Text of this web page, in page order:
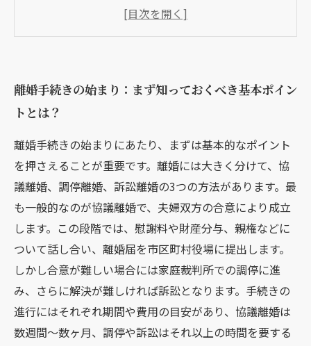
調停が不成立の場合は？訴訟に進む流れと覚え
が解説
離婚成立までの期間と各段階でのよくあるトラ
ブル対策
専門家が教える！離婚手続きでよくある誤解と
その真実
離婚をスムーズに進めるための弁護士活用法と
心構え
離婚手続きの始まり：まず知っておくべき基本ポイン
トとは？
離婚手続きの始まりにあたり、まずは基本的なポイント
を押さえることが重要です。離婚には大きく分けて、協
議離婚、調停離婚、訴訟離婚の3つの方法があります。最
も一般的なのが協議離婚で、夫婦双方の合意により成立
します。この段階では、慰謝料や財産分与、親権などに
ついて話し合い、離婚届を市区町村役場に提出します。
しかし合意が難しい場合には家庭裁判所での調停に進
み、さらに解決が難しければ訴訟となります。手続きの
進行にはそれぞれ期間や費用の目安があり、協議離婚は
数週間～数ヶ月、調停や訴訟はそれ以上の時間を要する